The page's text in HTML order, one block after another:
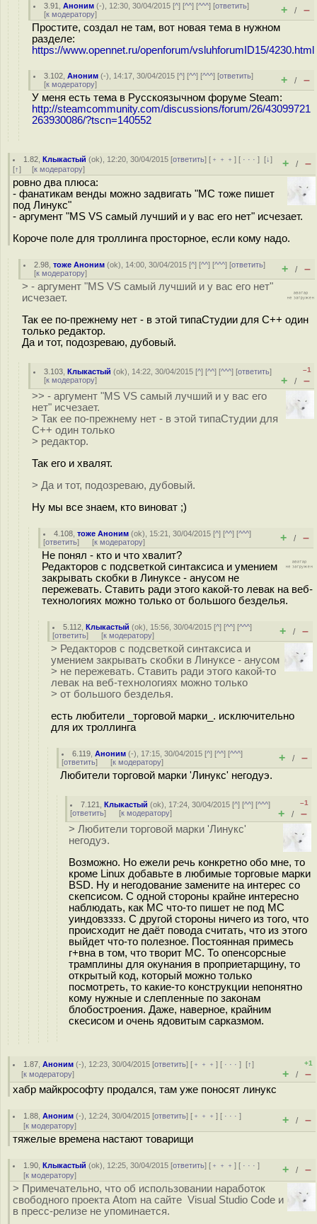
3.91 ,Аноним (-), 12:30, 30/04/2015 [^] [^^] [^^^] [ответить]
[к модератору] + / –
Простите, создал не там, вот новая тема в нужном
разделе:
https://www.opennet.ru/openforum/vsluhforumID15/4230.html
3.102 ,Аноним (-), 14:17, 30/04/2015 [^] [^^] [^^^] [ответить]
[к модератору] + / –
У меня есть тема в Русскоязычном форуме Steam:
http://steamcommunity.com/discussions/forum/26/43099721
263930086/?tscn=140552
1.82 ,Клыкастый (ok), 12:20, 30/04/2015 [ответить] [ ﹢﹢﹢] [ · · ·][↓]
[↑] [к модератору] + / –
ровно два плюса:
- фанатикам венды можно задвигать "МС тоже пишет
под Линукс"
- аргумент "MS VS самый лучший и у вас его нет" исчезает.
Короче поле для троллинга просторное, если кому надо.
2.98 ,тоже Аноним (ok), 14:00, 30/04/2015 [^] [^^] [^^^] [ответить]
[к модератору] + / –
> - аргумент "MS VS самый лучший и у вас его нет"
исчезает.
Так ее по-прежнему нет - в этой типаСтудии для C++ один
только редактор.
Да и тот, подозреваю, дубовый.
3.103 ,Клыкастый (ok), 14:22, 30/04/2015 [^] [^^] [^^^] [ответить]
[к модератору]
–1
+ / –
>> - аргумент "MS VS самый лучший и у вас его
нет" исчезает.
> Так ее по-прежнему нет - в этой типаСтудии для
C++ один только
> редактор.
Так его и хвалят.
> Да и тот, подозреваю, дубовый.
Ну мы все знаем, кто виноват ;)
4.108 ,тоже Аноним (ok), 15:21, 30/04/2015 [^] [^^] [^^^]
[ответить] [к модератору] + / –
Не понял - кто и что хвалит?
Редакторов с подсветкой синтаксиса и умением
закрывать скобки в Линуксе - анусом не
пережевать. Ставить ради этого какой-то левак на веб-
технологиях можно только от большого безделья.
5.112 ,Клыкастый (ok), 15:56, 30/04/2015 [^] [^^] [^^^]
[ответить] [к модератору] + / –
> Редакторов с подсветкой синтаксиса и
умением закрывать скобки в Линуксе - анусом
> не пережевать. Ставить ради этого какой-то
левак на веб-технологиях можно только
> от большого безделья.
есть любители _торговой марки_. исключительно
для их троллинга
6.119 ,Аноним (-), 17:15, 30/04/2015 [^] [^^] [^^^]
[ответить] [к модератору] + / –
Любители торговой марки 'Линукс' негодуэ.
7.121 ,Клыкастый (ok), 17:24, 30/04/2015 [^] [^^] [^^^]
[ответить] [к модератору]
–1
+ / –
> Любители торговой марки 'Линукс'
негодуэ.
Возможно. Но ежели речь конкретно обо мне, то
кроме Linux добавьте в любимые торговые марки
BSD. Ну и негодование замените на интерес со
скепсисом. С одной стороны крайне интересно
наблюдать, как МС что-то пишет не под МС
уиндовзззз. С другой стороны ничего из того, что
происходит не даёт повода считать, что из этого
выйдет что-то полезное. Постоянная примесь
г+вна в том, что творит МС. То опенсорсные
трамплины для окунания в проприетарщину, то
открытый код, который можно только
посмотреть, то какие-то конструкции непонятно
кому нужные и слепленные по законам
блобостроения. Даже, наверное, крайним
скесисом и очень ядовитым сарказмом.
1.87 ,Аноним (-), 12:23, 30/04/2015 [ответить] [ ﹢﹢﹢] [ · · ·][↑]
[к модератору]
+1
+ / –
хабр майкрософту продался, там уже поносят линукс
1.88 ,Аноним (-), 12:24, 30/04/2015 [ответить] [ ﹢﹢﹢] [ · · ·]
[к модератору] + / –
тяжелые времена настают товарищи
1.90 ,Клыкастый (ok), 12:25, 30/04/2015 [ответить] [ ﹢﹢﹢] [ · · ·]
[к модератору] + / –
> Примечательно, что об использовании наработок
свободного проекта Atom на сайте Visual Studio Code и
в пресс-релизе не упоминается.